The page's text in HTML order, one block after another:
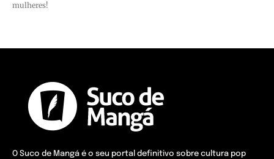
mulheres!
O Suco de Mangá é o seu portal definitivo sobre cultura pop